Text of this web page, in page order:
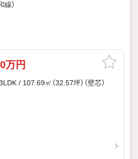
線）
万円
/ 107.69㎡（32.57坪）（壁芯）